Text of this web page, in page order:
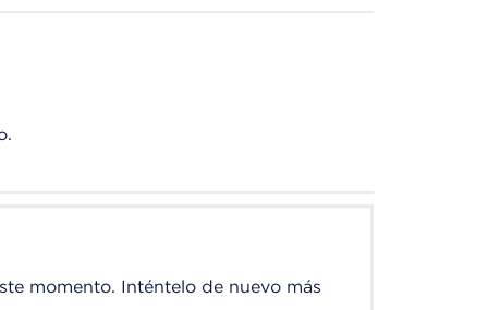
momento. Inténtelo de nuevo más